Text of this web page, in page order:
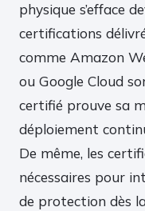
physique s’efface
certifications
comme Amazon
ou Google Cloud
certifié prouve sa
déploiement
De même, les
nécessaires pour
de protection dès